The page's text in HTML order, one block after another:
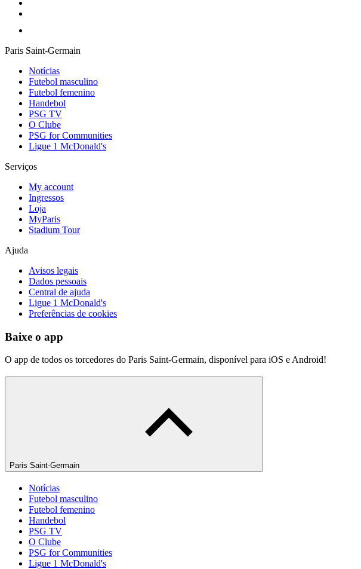
Paris Saint-Germain
Notícias
Futebol masculino
Futebol femenino
Handebol
PSG TV
O Clube
PSG for Communities
Ligue 1 McDonald's
Serviços
My account
Ingressos
Loja
MyParis
Stadium Tour
Ajuda
Avisos legais
Dados pessoais
Central de ajuda
Ligue 1 McDonald's
Preferências de cookies
Baixe o app
O app de todos os torcedores do Paris Saint-Germain, disponível para iOS e Android!
Paris Saint-Germain
Notícias
Futebol masculino
Futebol femenino
Handebol
PSG TV
O Clube
PSG for Communities
Ligue 1 McDonald's